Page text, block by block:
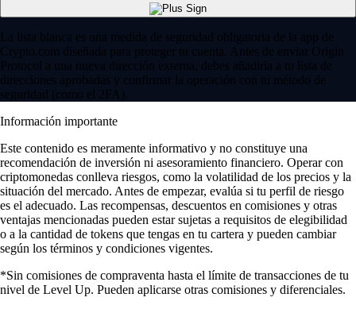
La lista blanca es una medida de seguridad obligatoria de la app de
Crypto.com diseñada para proteger tu cuenta. Antes de enviar Origin
Protocol a una nueva dirección externa, debes añadirla a tu lista de
direcciones aprobadas y confirmar la operación con tu método de
seguridad (como el 2FA).
Información importante
Este contenido es meramente informativo y no constituye una
recomendación de inversión ni asesoramiento financiero. Operar con
criptomonedas conlleva riesgos, como la volatilidad de los precios y la
situación del mercado. Antes de empezar, evalúa si tu perfil de riesgo
es el adecuado. Las recompensas, descuentos en comisiones y otras
ventajas mencionadas pueden estar sujetas a requisitos de elegibilidad
o a la cantidad de tokens que tengas en tu cartera y pueden cambiar
según los términos y condiciones vigentes.
*Sin comisiones de compraventa hasta el límite de transacciones de tu
nivel de Level Up. Pueden aplicarse otras comisiones y diferenciales.